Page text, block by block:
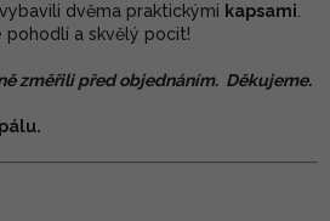
dvěma praktickými kapsami
pohodlí a skvělý pocit!
změřili před objednáním. Děkujeme.